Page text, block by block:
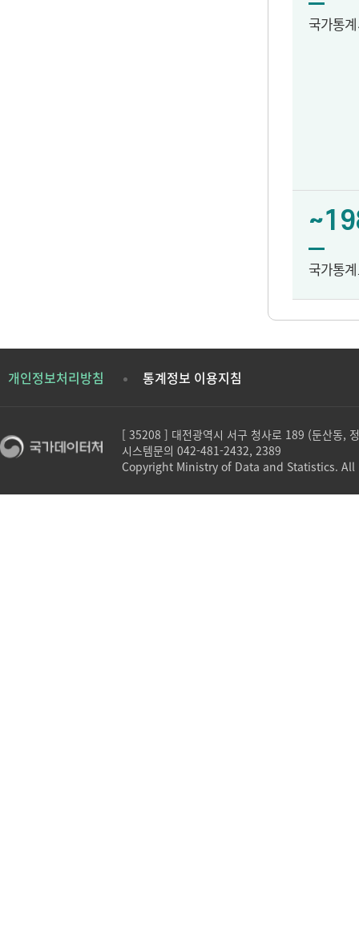
국가통
국가통
개인정보처리방침 통계정보 이용지침
[ 35208 ] 대전광역시 서구 청사로 189 (둔산동,
시스템문의 042-481-2432, 2389
Copyright Ministry of Data and Statistics.